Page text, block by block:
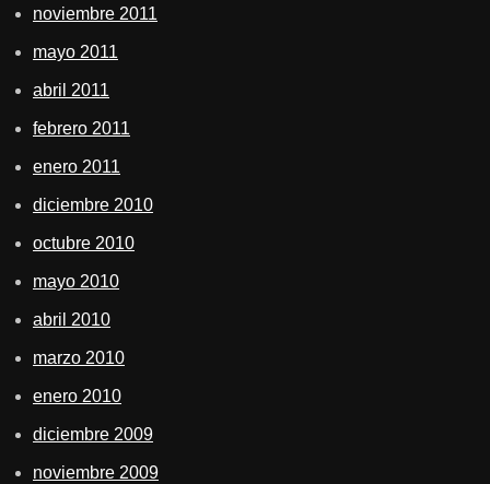
noviembre 2011
mayo 2011
abril 2011
febrero 2011
enero 2011
diciembre 2010
octubre 2010
mayo 2010
abril 2010
marzo 2010
enero 2010
diciembre 2009
noviembre 2009